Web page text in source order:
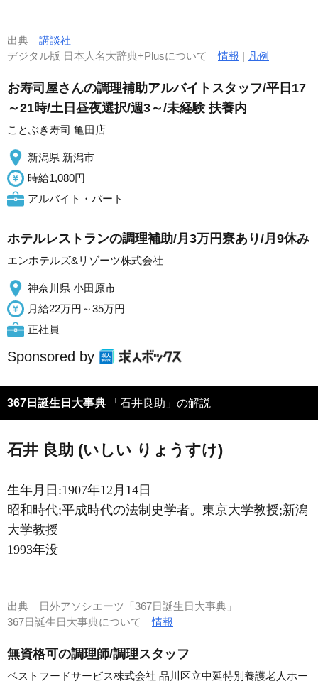
出典 講談社
デジタル版 日本人名大辞典+Plusについて情報 | 凡例
お寿司屋さんの調理補助アルバイトスタッフ/平日17
～21時/土日昼夜選択/週3～/未経験 扶養内
ことぶき寿司 亀田店
新潟県 新潟市
時給1,080円
アルバイト・パート
ホテルレストランの調理補助/月3万円寮あり/月9休み
エンホテルズ&リゾーツ株式会社
神奈川県 小田原市
月給22万円～35万円
正社員
Sponsored by
367日誕生日大事典 「石井良助」の解説
石井 良助 (いしい りょうすけ)
生年月日:1907年12月14日
昭和時代;平成時代の法制史学者。東京大学教授;新潟
大学教授
1993年没
出典
日外アソシエーツ「367日誕生日大事典」
367日誕生日大事典について情報
無資格可の調理師/調理スタッフ
ベストフードサービス株式会社 品川区立中延特別養護老人ホー